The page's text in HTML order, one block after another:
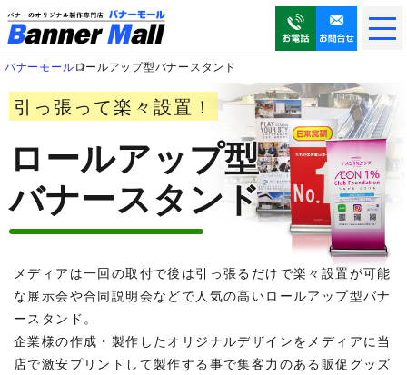
メ
ニ
ュ
ー
を
開
く
バナーモールロールアップ型バナースタンド
引っ張って楽々設置！
ロールアップ型
バナースタンド
メディアは一回の取付で後は引っ張るだけで楽々設置が可能
な展示会や合同説明会などで人気の高いロールアップ型バナ
ースタンド。
企業様の作成・製作したオリジナルデザインをメディアに当
店で激安プリントして製作する事で集客力のある販促グッズ